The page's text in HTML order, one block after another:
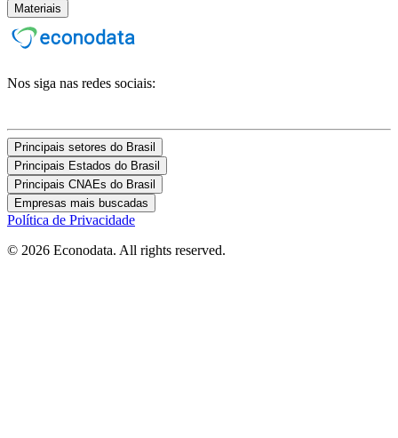
Materiais
Nos siga nas redes sociais:
Principais setores do Brasil
Principais Estados do Brasil
Principais CNAEs do Brasil
Empresas mais buscadas
Política de Privacidade
© 2026 Econodata. All rights reserved.